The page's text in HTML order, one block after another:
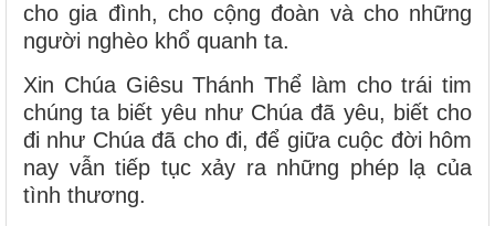
cho gia đình, cho cộng đoàn và cho những
người nghèo khổ quanh ta.
Xin Chúa Giêsu Thánh Thể làm cho trái tim
chúng ta biết yêu như Chúa đã yêu, biết cho
đi như Chúa đã cho đi, để giữa cuộc đời hôm
nay vẫn tiếp tục xảy ra những phép lạ của
tình thương.